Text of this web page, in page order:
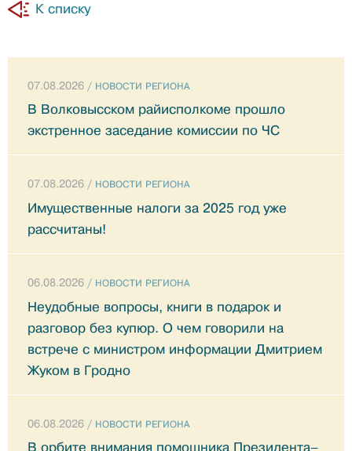
К списку
07.08.2026 / НОВОСТИ РЕГИОНА
В Волковысском райисполкоме прошло
экстренное заседание комиссии по ЧС
07.08.2026 / НОВОСТИ РЕГИОНА
Имущественные налоги за 2025 год уже
рассчитаны!
06.08.2026 / НОВОСТИ РЕГИОНА
Неудобные вопросы, книги в подарок и
разговор без купюр. О чем говорили на
встрече с министром информации Дмитрием
Жуком в Гродно
06.08.2026 / НОВОСТИ РЕГИОНА
В орбите внимания помощника Президента–